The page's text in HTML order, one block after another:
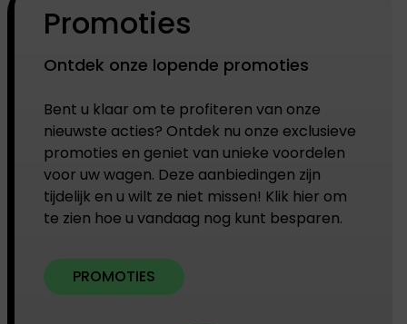
Promoties
Ontdek onze lopende promoties
Bent u klaar om te profiteren van onze
nieuwste acties? Ontdek nu onze exclusieve
promoties en geniet van unieke voordelen
voor uw wagen. Deze aanbiedingen zijn
tijdelijk en u wilt ze niet missen! Klik hier om
te zien hoe u vandaag nog kunt besparen.
PROMOTIES